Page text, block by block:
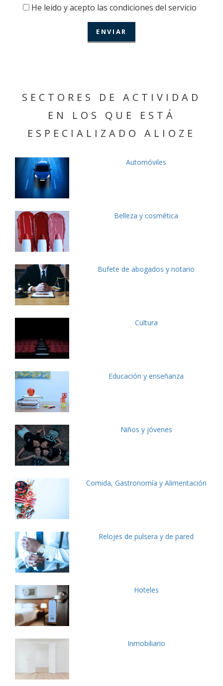
He leído y acepto las condiciones del servicio
SECTORES DE ACTIVIDAD
EN LOS QUE ESTÁ
ESPECIALIZADO ALIOZE
Automóviles
Belleza y cosmética
Bufete de abogados y notario
Cultura
Educación y enseñanza
Niños y jóvenes
Comida, Gastronomía y Alimentación
Relojes de pulsera y de pared
Hoteles
Inmobiliario